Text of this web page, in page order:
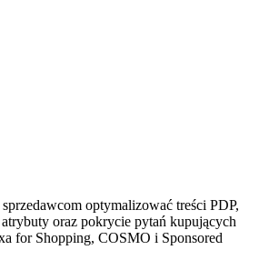
optymalizować treści PDP,
oraz pokrycie pytań kupujących
for Shopping, COSMO i Sponsored